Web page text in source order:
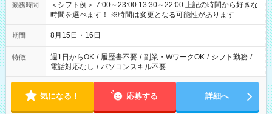
勤務時間
＜シフト例＞ 7:00～23:00 13:30～22:00 上記の時間から好きな
時間を選べます！ ※時間は変更となる可能性があります
期間 8月15日・16日
特徴 週1日からOK / 履歴書不要 / 副業・WワークOK / シフト勤務 /
電話対応なし / パソコンスキル不要
気になる！ 応募する 詳細へ